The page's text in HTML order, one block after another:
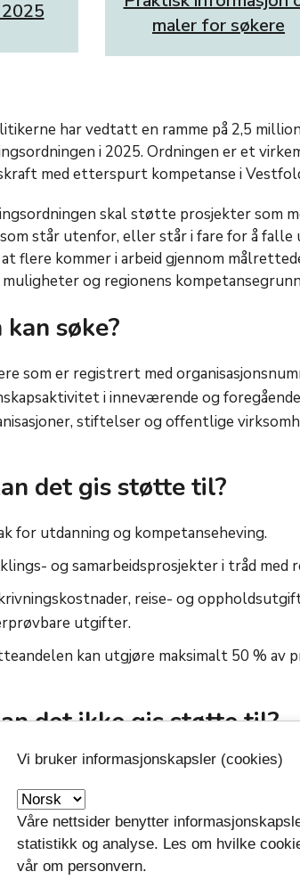
maler for søkere
har vedtatt en ramme på 2,5
i 2025. Ordningen er et
med etterspurt kompetanse i
skal støtte prosjekter som
står utenfor, eller står i fare for å
flere kommer i arbeid gjennom
muligheter og regionens
kan søke?
som er registrert med
i inneværende og
stiftelser og offentlige
det gis støtte til?
for utdanning og kompetanseheving.
og samarbeidsprosjekter i tråd med
reise- og
utgifter.
kan utgjøre maksimalt 50 % av
det ikke gis støtte til?
og økonomiske garantier.
avdrag på lån og refinansiering.
til uspesifiserte fond.
bygg.
Vi bruker informasjonskapsler (cookies)
Våre nettsider benytter
statistikk og analyse. Les om hvilke
vår om personvern.